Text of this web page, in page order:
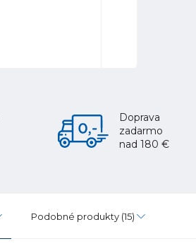
Doprava
zadarmo
nad 180 €
Podobné produkty (15)